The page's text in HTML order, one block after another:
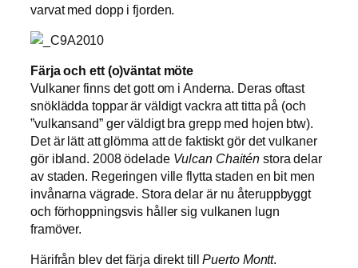
varvat med dopp i fjorden.
Färja och ett (o)väntat möte
Vulkaner finns det gott om i Anderna. Deras oftast
snöklädda toppar är väldigt vackra att titta på (och
”vulkansand” ger väldigt bra grepp med hojen btw).
Det är lätt att glömma att de faktiskt gör det vulkaner
gör ibland. 2008 ödelade Vulcan Chaitén stora delar
av staden. Regeringen ville flytta staden en bit men
invånarna vägrade. Stora delar är nu återuppbyggt
och förhoppningsvis håller sig vulkanen lugn
framöver.
Härifrån blev det färja direkt tillPuerto Montt.